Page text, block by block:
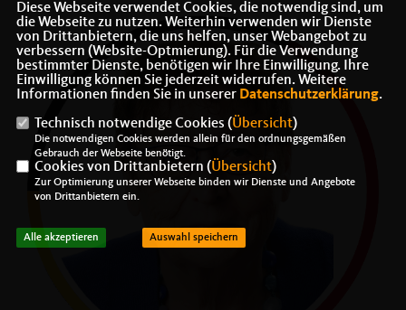
Diese Webseite verwendet Cookies, die notwendig sind, um
die Webseite zu nutzen. Weiterhin verwenden wir Dienste
von Drittanbietern, die uns helfen, unser Webangebot zu
verbessern (Website-Optmierung). Für die Verwendung
bestimmter Dienste, benötigen wir Ihre Einwilligung. Ihre
Einwilligung können Sie jederzeit widerrufen. Weitere
Informationen finden Sie in unserer Datenschutzerklärung.
Technisch notwendige Cookies (Übersicht)
Die notwendigen Cookies werden allein für den ordnungsgemäßen
Gebrauch der Webseite benötigt.
Cookies von Drittanbietern (Übersicht)
Zur Optimierung unserer Webseite binden wir Dienste und Angebote
von Drittanbietern ein.
Alle akzeptieren Auswahl speichern